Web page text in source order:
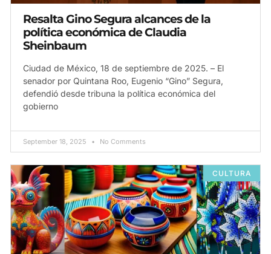
Resalta Gino Segura alcances de la
política económica de Claudia
Sheinbaum
Ciudad de México, 18 de septiembre de 2025. – El
senador por Quintana Roo, Eugenio “Gino” Segura,
defendió desde tribuna la política económica del
gobierno
September 18, 2025 No Comments
CULTURA